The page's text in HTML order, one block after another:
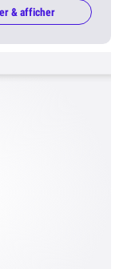
& afficher